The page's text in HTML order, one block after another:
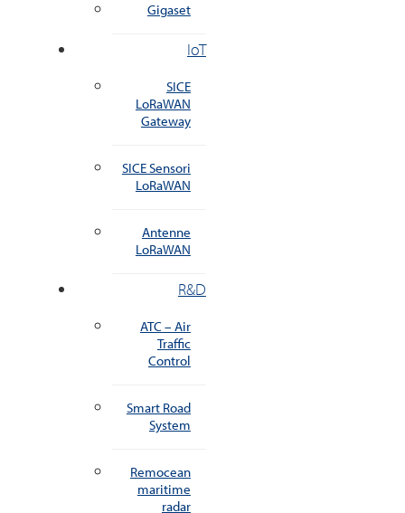
Gigaset
IoT
SICE
LoRaWAN
Gateway
SICE Sensori
LoRaWAN
Antenne
LoRaWAN
R&D
ATC – Air
Traffic
Control
Smart Road
System
Remocean
maritime
radar